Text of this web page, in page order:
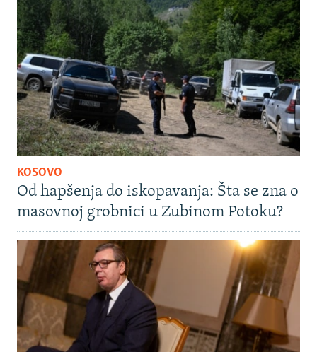
KOSOVO
Od hapšenja do iskopavanja: Šta se zna o
masovnoj grobnici u Zubinom Potoku?